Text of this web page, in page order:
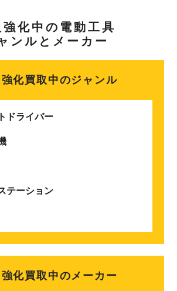
強化中の電動工具
ンルとメーカー
強化買取中のジャンル
ドライバー
テーション
強化買取中のメーカー